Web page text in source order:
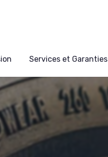
Services et Garanties